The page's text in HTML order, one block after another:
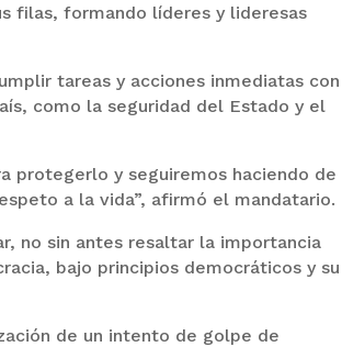
filas, formando líderes y lideresas
tareas y acciones inmediatas con
como la seguridad del Estado y el
protegerlo y seguiremos haciendo de
a la vida”, afirmó el mandatario.
no sin antes resaltar la importancia
bajo principios democráticos y su
de un intento de golpe de